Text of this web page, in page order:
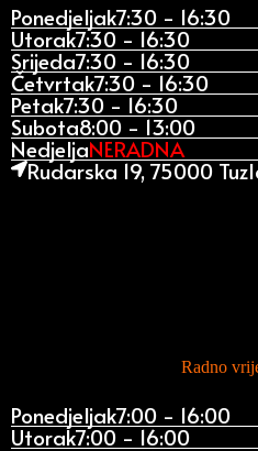
Ponedjeljak7:30 - 16:30
Utorak7:30 - 16:30
Srijeda7:30 - 16:30
Četvrtak7:30 - 16:30
Petak7:30 - 16:30
Subota8:00 - 13:00
NedjeljaNERADNA
Rudarska 19, 75000
Radno
Ponedjeljak7:00 - 16:00
Utorak7:00 - 16:00